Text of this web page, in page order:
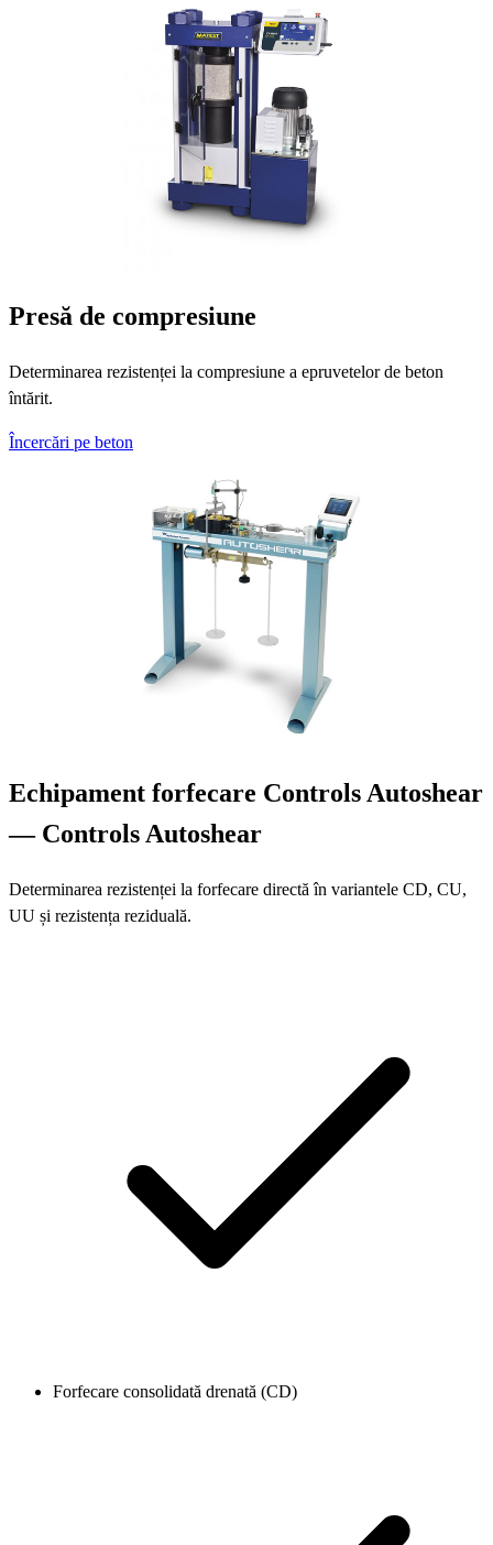
Presă de compresiune
Determinarea rezistenței la compresiune a epruvetelor de beton
întărit.
Încercări pe beton
Echipament forfecare Controls Autoshear
— Controls Autoshear
Determinarea rezistenței la forfecare directă în variantele CD, CU,
UU și rezistența reziduală.
Forfecare consolidată drenată (CD)